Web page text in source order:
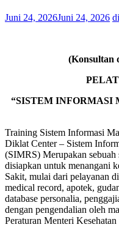
Juni 24, 2026Juni 24, 2026
(Konsultan
“SISTEM INFORMASI
Training Sistem Informasi
Diklat Center – Sistem
(SIMRS) Merupakan
disiapkan untuk menangani
Sakit, mulai dari pelayanan
medical record, apotek,
database personalia,
dengan pengendalian oleh
Peraturan Menteri